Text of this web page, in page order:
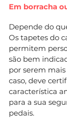
Em borracha
Depende do
Os tapetes do
permitem
são bem
por serem
caso, deve
característica
para a sua
pedais.